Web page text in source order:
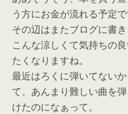
う方にお金が流れる予定で
その辺はまたブログに書き
こんな涼しくて気持ちの
たくなりますね。
最近はろくに弾いてない
て、あんまり難しい曲を
けたのになぁって。